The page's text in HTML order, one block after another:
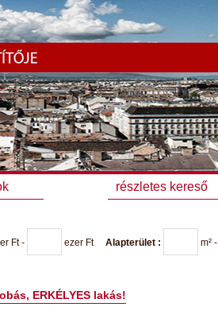
részletes kereső
Ft - ezer Ft Alapterület : m² -
ERKÉLYES lakás!